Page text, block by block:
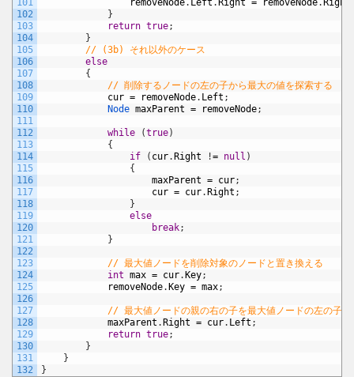
101
102
103
104
105
106
107
108
109
110
111
112
113
114
115
116
117
118
119
120
121
122
123
124
125
126
127
128
129
130
131
132
removeNode. Left . Right = removeNode. Right
}
return true;
}
// (3b) それ以外のケース
else
{
// 削除するノードの左の子から最大の値を探索する
cur = removeNode. Left ;
Node maxParent = removeNode;
while (true)
{
if
( cur. Right != null )
{
maxParent = cur;
cur = cur. Right ;
}
else
break;
}
// 最大値ノードを削除対象のノードと置き換える
int max = cur. Key;
removeNode. Key = max;
// 最大値ノードの親の右の子を最大値ノードの左の子と
maxParent . Right = cur. Left ;
return true;
}
}
}